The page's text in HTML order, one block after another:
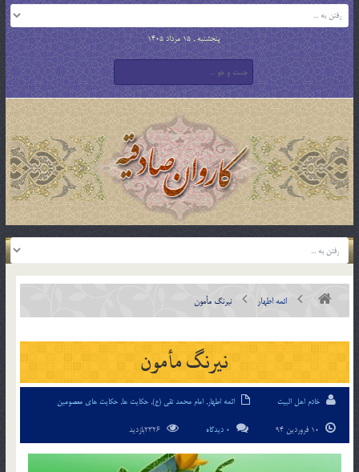
پنجشنبه , 15 مرداد 1405
ائمه اطهار نيرنگ مأمون
نيرنگ مأمون
خادم اهل البیت ائمه اطهار, امام محمد تقی (ع), حکایت ها, حکایت های معصومین
0 دیدگاه